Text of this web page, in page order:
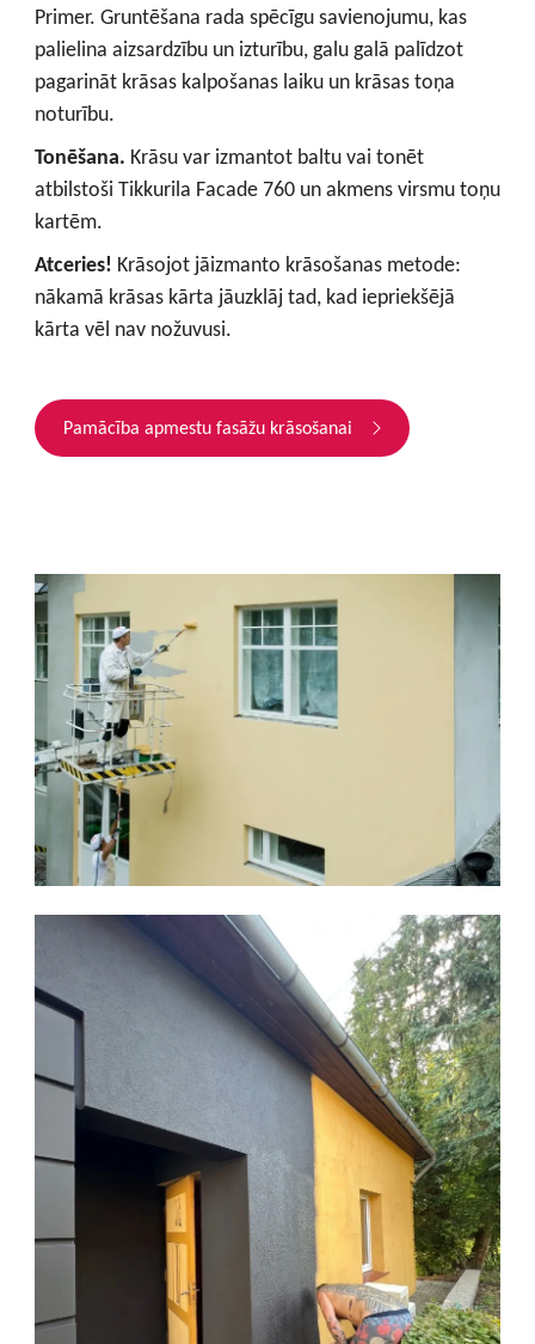
Primer. Gruntēšana rada spēcīgu savienojumu, kas
palielina aizsardzību un izturību, galu galā palīdzot
pagarināt krāsas kalpošanas laiku un krāsas toņa
noturību.
Tonēšana. Krāsu var izmantot baltu vai tonēt
atbilstoši Tikkurila Facade 760 un akmens virsmu toņu
kartēm.
Atceries! Krāsojot jāizmanto krāsošanas metode:
nākamā krāsas kārta jāuzklāj tad, kad iepriekšējā
kārta vēl nav nožuvusi.
Pamācība apmestu fasāžu krāsošanai